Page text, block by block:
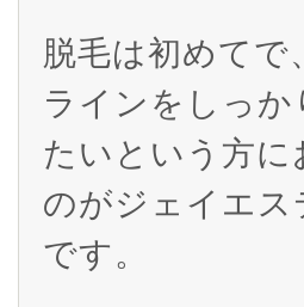
脱毛は初めてで
ラインをしっか
たいという方に
のがジェイエス
です。